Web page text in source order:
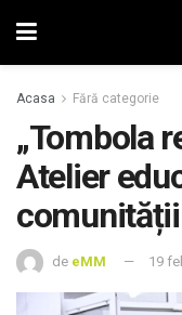
Acasa Fără categorie
„Tombola
Atelier
de eMM 19